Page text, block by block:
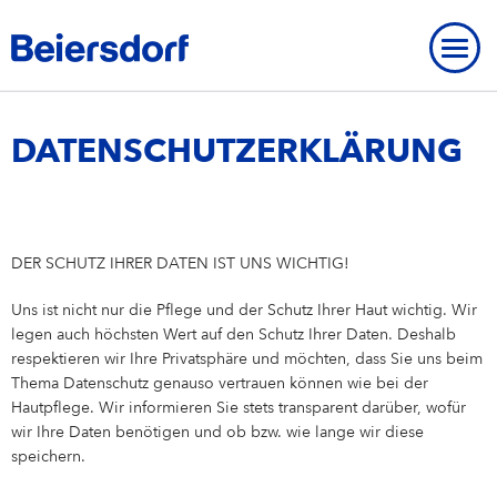
Unsere Strategie
Unser Purpose
Unsere Core Values
Unser Management Team
Unsere Standorte
Beiersdorf Weltweit
Unser Hauptsitz „Campus“
Unsere Hamburger Standorte
UNSERE FORSCHUNG
Unsere Forschung
Unsere Arbeitsweise
Unsere Studien & Publikationen
UNSERE GESCHICHTE
Unsere Geschichte
Unsere Marken
NIVEA
Eucerin
Hansaplast / Elastoplast / CURITAS
MARKENGESCHICHTE
Markengeschichte
STRATEGISCHER RAHMEN
Strategischer Rahmen
Ziele & Ergebnisse
UMWELT
Umwelt
INKLUSION & GESELLSCHAFT
INNOVATIONEN
Innovationen
ÜBERBLICK
AKTIE
ÜBERBLICK
DATENSCHUTZERKLÄRUNG
DER SCHUTZ IHRER DATEN IST UNS WICHTIG!
Uns ist nicht nur die Pflege und der Schutz Ihrer Haut wichtig. Wir
legen auch höchsten Wert auf den Schutz Ihrer Daten. Deshalb
respektieren wir Ihre Privatsphäre und möchten, dass Sie uns beim
Thema Datenschutz genauso vertrauen können wie bei der
Hautpflege. Wir informieren Sie stets transparent darüber, wofür
wir Ihre Daten benötigen und ob bzw. wie lange wir diese
speichern.